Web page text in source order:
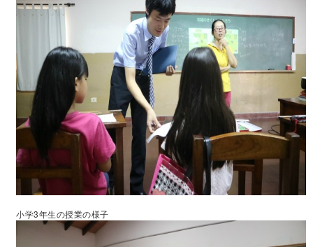
小学3年生の授業の様子